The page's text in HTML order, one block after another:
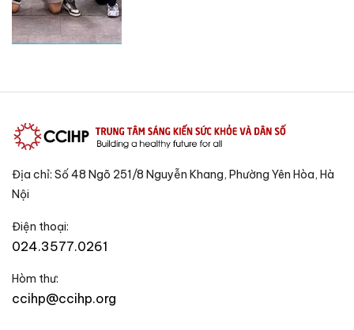
Địa chỉ: Số 48 Ngõ 251/8 Nguyễn Khang, Phường Yên Hòa, Hà
Nội
Điện thoại:
024.3577.0261
Hòm thư:
ccihp@ccihp.org